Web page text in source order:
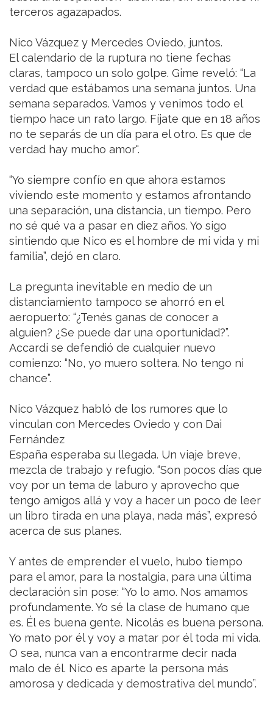
terceros agazapados.
Nico Vázquez y Mercedes Oviedo, juntos.
El calendario de la ruptura no tiene fechas
claras, tampoco un solo golpe. Gime reveló: “La
verdad que estábamos una semana juntos. Una
semana separados. Vamos y venimos todo el
tiempo hace un rato largo. Fíjate que en 18 años
no te separás de un día para el otro. Es que de
verdad hay mucho amor".
“Yo siempre confío en que ahora estamos
viviendo este momento y estamos afrontando
una separación, una distancia, un tiempo. Pero
no sé qué va a pasar en diez años. Yo sigo
sintiendo que Nico es el hombre de mi vida y mi
familia”, dejó en claro.
La pregunta inevitable en medio de un
distanciamiento tampoco se ahorró en el
aeropuerto: “¿Tenés ganas de conocer a
alguien? ¿Se puede dar una oportunidad?”.
Accardi se defendió de cualquier nuevo
comienzo: “No, yo muero soltera. No tengo ni
chance”.
Nico Vázquez habló de los rumores que lo
vinculan con Mercedes Oviedo y con Dai
Fernández
España esperaba su llegada. Un viaje breve,
mezcla de trabajo y refugio. “Son pocos días que
voy por un tema de laburo y aprovecho que
tengo amigos allá y voy a hacer un poco de leer
un libro tirada en una playa, nada más”, expresó
acerca de sus planes.
Y antes de emprender el vuelo, hubo tiempo
para el amor, para la nostalgia, para una última
declaración sin pose: “Yo lo amo. Nos amamos
profundamente. Yo sé la clase de humano que
es. Él es buena gente. Nicolás es buena persona.
Yo mato por él y voy a matar por él toda mi vida.
O sea, nunca van a encontrarme decir nada
malo de él. Nico es aparte la persona más
amorosa y dedicada y demostrativa del mundo”.